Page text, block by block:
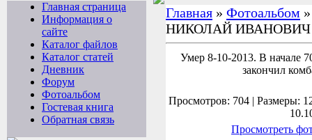
Главная страница
Информация о
сайте
Каталог файлов
Каталог статей
Дневник
Форум
Фотоальбом
Гостевая книга
Обратная связь
Главная » Фотоальбом
НИКОЛАЙ ИВАНОВИЧ
Умер 8-10-2013. В начале
закончил
Просмотров: 704 | Размеры:
Просмотреть